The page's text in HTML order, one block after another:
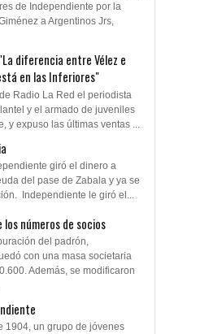
de Independiente por la
a Argentinos Jrs,
diferencia entre Vélez e
en las Inferiores"
Radio La Red el periodista
y el armado de juveniles
y expuso las últimas ventas ...
giró el dinero a
del pase de Zabala y ya se
Independiente le giró el...
números de socios
del padrón,
con una masa societaria
Además, se modificaron
1904, un grupo de jóvenes